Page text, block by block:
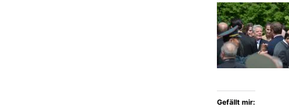
Gefällt mir: